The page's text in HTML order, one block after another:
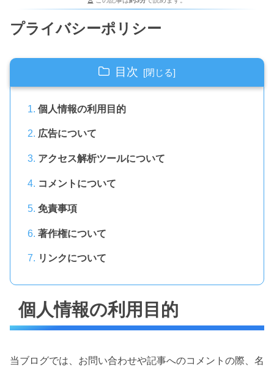
プライバシーポリシー
目次
個人情報の利用目的
広告について
アクセス解析ツールについて
コメントについて
免責事項
著作権について
リンクについて
個人情報の利用目的
当ブログでは、お問い合わせや記事へのコメントの際、名